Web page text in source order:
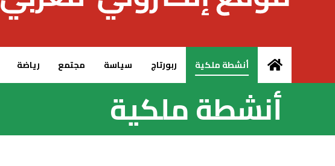
الرئيسية – MCG24
أنشطة ملكية ربورتاج سياسة مجتمع رياضة
أنشطة ملكية